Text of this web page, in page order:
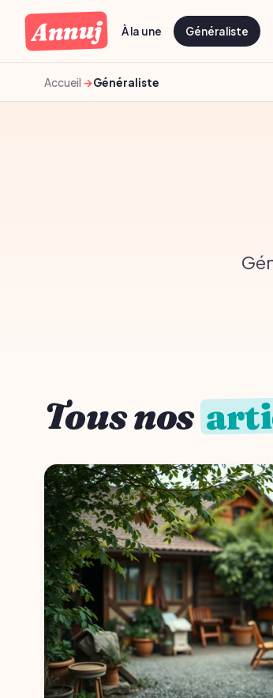
Annuj À la une Généraliste
Accueil Généraliste
Tous nos